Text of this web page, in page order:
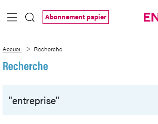
Saut au contenu principal
Abonnement papier
Accueil Recherche
Recherche